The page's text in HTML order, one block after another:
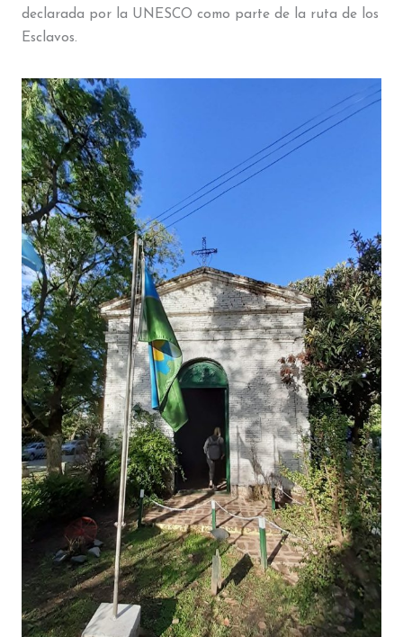
declarada por la UNESCO como parte de la ruta de los
Esclavos.